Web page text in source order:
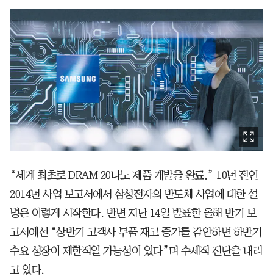
“세계 최초로 DRAM 20나노 제품 개발을 완료.” 10년 전인
2014년 사업 보고서에서 삼성전자의 반도체 사업에 대한 설
명은 이렇게 시작한다. 반면 지난 14일 발표한 올해 반기 보
고서에선 “상반기 고객사 부품 재고 증가를 감안하면 하반기
수요 성장이 제한적일 가능성이 있다”며 수세적 진단을 내리
고 있다.